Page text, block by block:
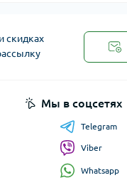
скидках
Мы в соцсетях
Telegram
Viber
Whatsapp